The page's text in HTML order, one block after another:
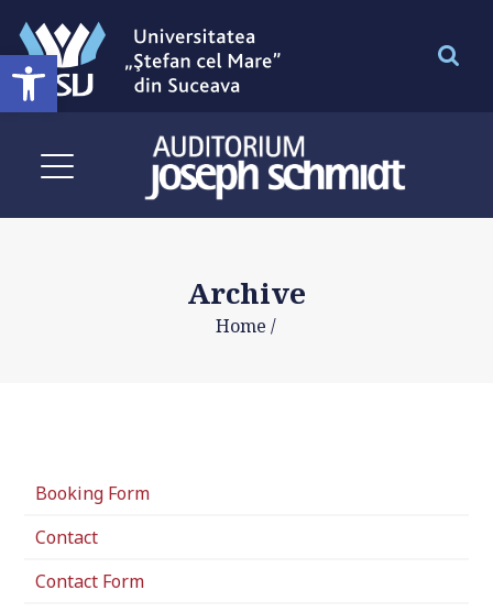
Deschide bara de unelte
Archive
Home /
Booking Form
Contact
Contact Form